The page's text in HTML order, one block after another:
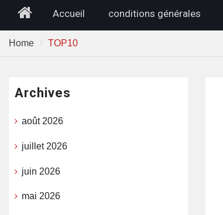
HomeAccueil conditions générales
Home TOP10
Archives
août 2026
juillet 2026
juin 2026
mai 2026